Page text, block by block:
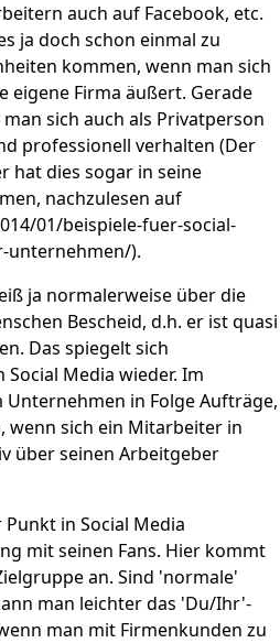
auch auf Facebook, etc.
ja doch schon einmal zu
kommen, wenn man sich
eigene Firma äußert. Gerade
sich auch als Privatperson
professionell verhalten (Der
hat dies sogar in seine
nachzulesen auf
01/beispiele-fuer-social-
unternehmen/).
ja normalerweise über die
Bescheid, d.h. er ist quasi
Das spiegelt sich
Media wieder. Im
Unternehmen in Folge Aufträge,
wenn sich ein Mitarbeiter in
über seinen Arbeitgeber
in Social Media
mit seinen Fans. Hier kommt
an. Sind 'normale'
man leichter das 'Du/Ihr'-
man mit Firmenkunden zu